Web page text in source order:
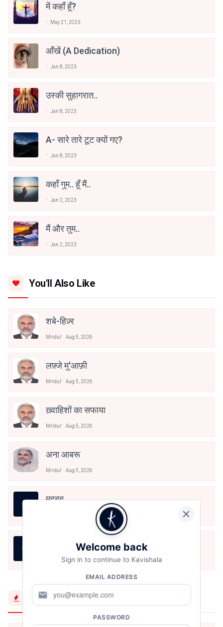
में कहाँ हूँ?
May 21, 2023
आँखें (a Dedication)
Jan 8, 2023
उस्की सुहागरात..
Jan 8, 2023
A- सारे तारे टूट क्यों गए?
Jan 8, 2023
कहाँ गुम.. हूँ मैं..
Jan 2, 2023
मैं और तुम..
Jan 2, 2023
You'll Also Like
शबे-हिज़्र
Mridul Aug 5, 2026
लफ़्जे मु'आफ़ी
Mridul Aug 5, 2026
ख़्वाहिशों का सफाया
Mridul Aug 5, 2026
अना आबरू
Mridul Aug 5, 2026
महबूब
Aug 5, 2026
Trending Now
Welcome back
Sign in to continue to Kavishala
EMAIL ADDRESS
mail
PASSWORD